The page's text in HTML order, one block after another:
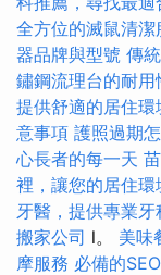
全方位的滅鼠清潔
器品牌與型號 傳
鏽鋼流理台的耐
提供舒適的居住
意事項 護照過期
心長者的每一天
裡，讓您的居住環
牙醫，提供專業牙
搬家公司 l。 美味
摩服務 必備的